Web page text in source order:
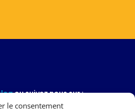
le consentement
ou suivez nous sur :